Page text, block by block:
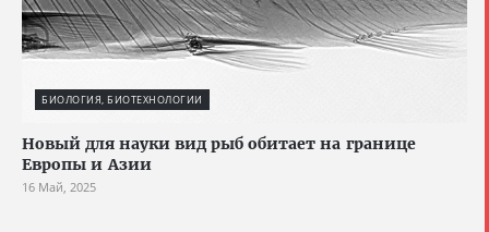
БИОЛОГИЯ, БИОТЕХНОЛОГИИ
Новый для науки вид рыб обитает на границе
Европы и Азии
16 Май, 2025